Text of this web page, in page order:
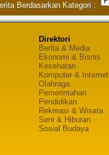
Berdasarkan Kategori :
Direktori
Berita & Media
Ekonomi & Bisnis
Kesehatan
Komputer & Internet
Olahraga
Pemerintahan
Pendidikan
Rekreasi & Wisata
Seni & Hiburan
Sosial Budaya